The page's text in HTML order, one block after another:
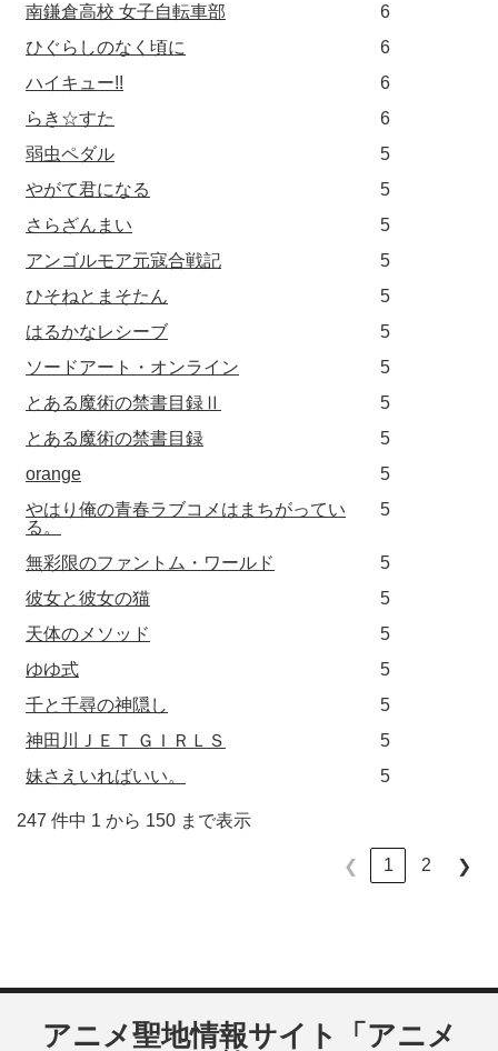
南鎌倉高校 女子自転車部
6
ひぐらしのなく頃に
6
ハイキュー!!
6
らき☆すた
6
弱虫ペダル
5
やがて君になる
5
さらざんまい
5
アンゴルモア元寇合戦記
5
ひそねとまそたん
5
はるかなレシーブ
5
ソードアート・オンライン
5
とある魔術の禁書目録Ⅱ
5
とある魔術の禁書目録
5
orange
5
やはり俺の青春ラブコメはまちがってい
る。
5
無彩限のファントム・ワールド
5
彼女と彼女の猫
5
天体のメソッド
5
ゆゆ式
5
千と千尋の神隠し
5
神田川ＪＥＴ ＧＩＲＬＳ
5
妹さえいればいい。
5
247 件中 1 から 150 まで表示
❮ 1 2 ❯
アニメ聖地情報サイト「アニメ